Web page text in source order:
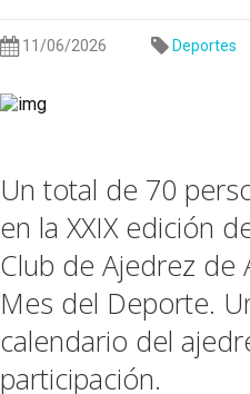
11/06/2026 Deportes
Un total de 70
en la XXIX edición
Club de Ajedrez de
Mes del Deporte.
calendario del
participación.